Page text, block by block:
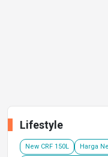
Lifestyle
New CRF 150L Harga